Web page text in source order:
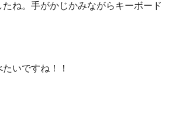
ね。手がかじかみながらキーボード
いですね！！